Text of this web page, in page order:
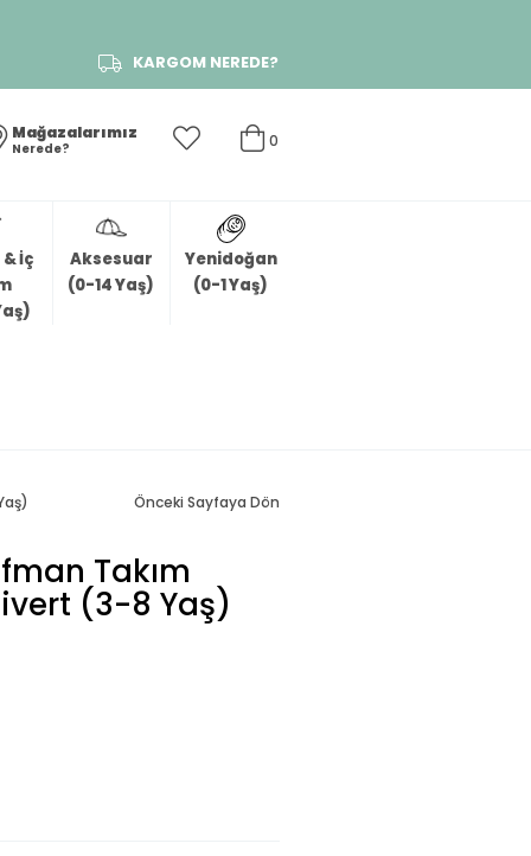
KARGOM NEREDE?
0
Mağazalarımız
Nerede?
İç
Aksesuar
(0-14 Yaş)
Yenidoğan
(0-1 Yaş)
Önceki Sayfaya Dön
Takım
(3-8 Yaş)